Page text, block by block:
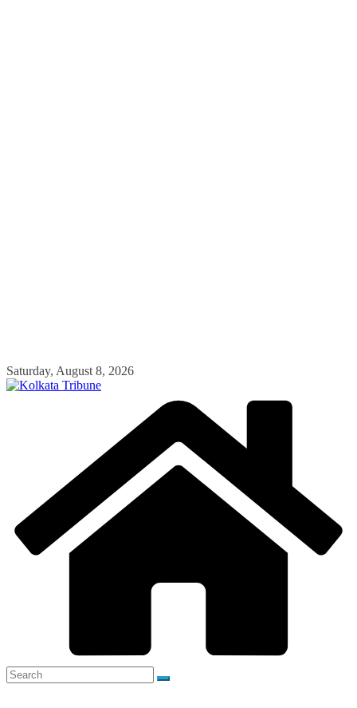
Skip
to
Saturday, August 8, 2026